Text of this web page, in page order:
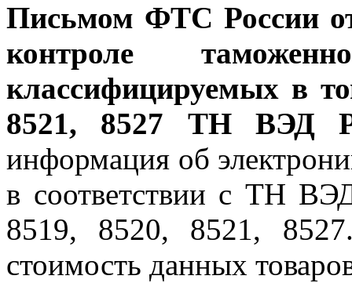
Письмом ФТС России
контроле
классифицируемых в
8521, 8527 ТН ВЭД
информация об
в соответствии с ТН
8519, 8520, 8521,
стоимость данных